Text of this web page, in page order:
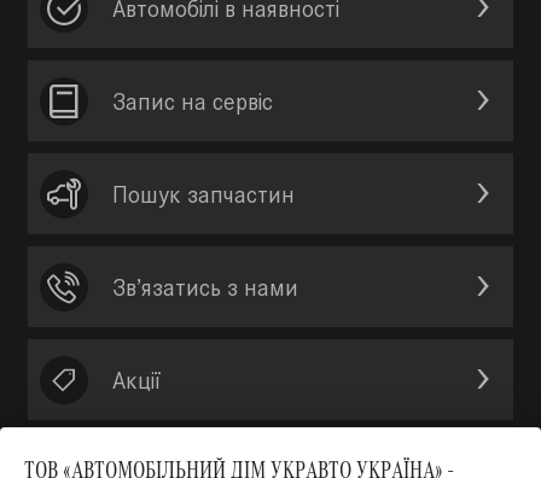
ТОВ «АВТОМОБІЛЬНИЙ ДІМ УКРАВТО УКРАЇНА» -
Автомобілі в наявності
Запис на сервic
Пошук запчастин
Зв’язатись з нами
Акції